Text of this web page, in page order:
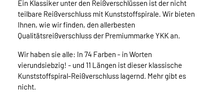
Ein Klassiker unter den Reißverschlüssen ist der nicht
teilbare Reißverschluss mit Kunststoffspirale. Wir bieten
Ihnen, wie wir finden, den allerbesten
Qualitätsreißverschluss der Premiummarke YKK an.
Wir haben sie alle: In 74 Farben - in Worten
vierundsiebzig! - und 11 Längen ist dieser klassische
Kunststoffspiral-Reißverschluss lagernd. Mehr gibt es
nicht.